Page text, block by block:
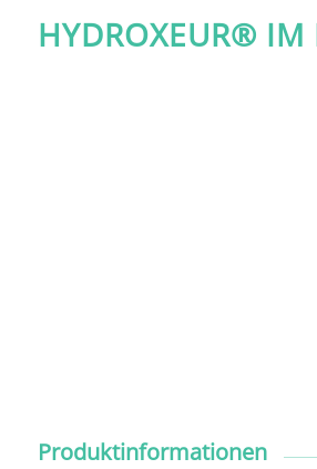
HYDROXEUR® IM
Produktinformationen